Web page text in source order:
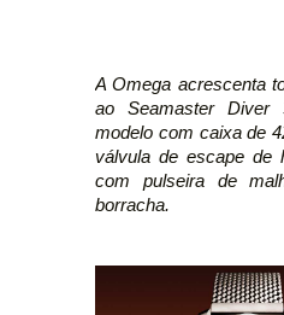
A Omega acrescenta
ao Seamaster Diver
modelo com caixa de
válvula de escape de
com pulseira de
borracha.